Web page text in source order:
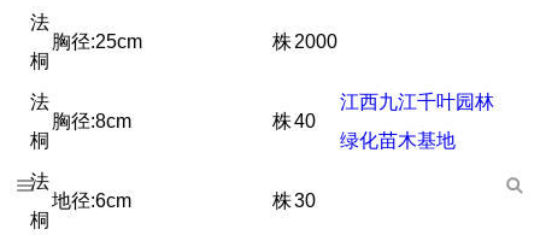
法
桐
胸径:25cm 株2000
法
桐
胸径:8cm 株40
江西九江千叶园林
绿化苗木基地
法
桐
地径:6cm 株30